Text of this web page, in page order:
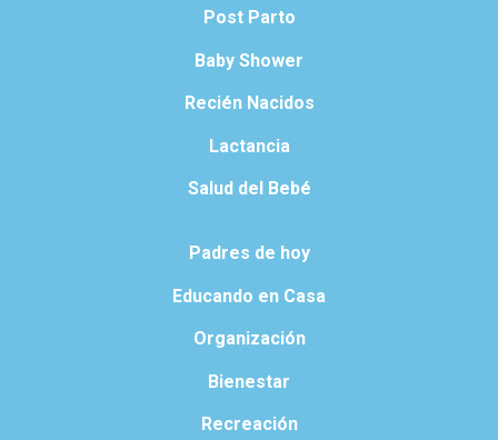
Post Parto
Baby Shower
Recién Nacidos
Lactancia
Salud del Bebé
Padres de hoy
Educando en Casa
Organización
Bienestar
Recreación